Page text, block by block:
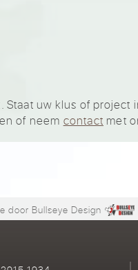
uw klus of project
of neem contact met
door Bullseye Design